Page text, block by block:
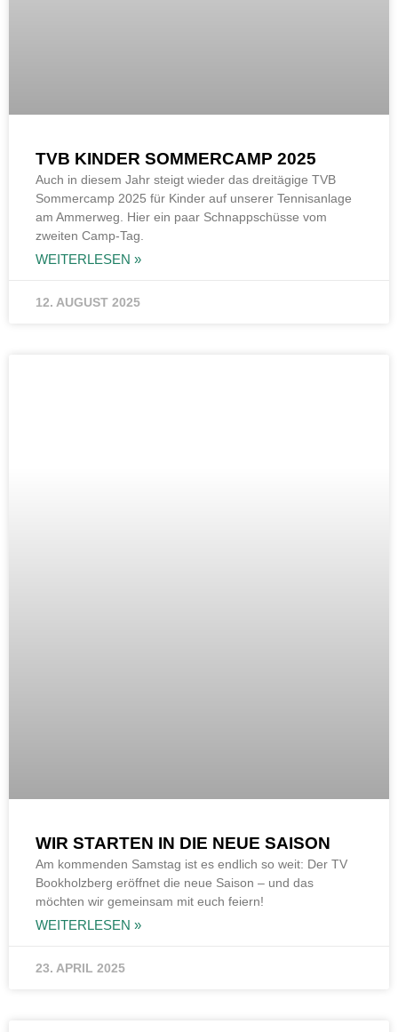
TVB KINDER SOMMERCAMP 2025
Auch in diesem Jahr steigt wieder das dreitägige TVB
Sommercamp 2025 für Kinder auf unserer Tennisanlage
am Ammerweg. Hier ein paar Schnappschüsse vom
zweiten Camp-Tag.
WEITERLESEN »
12. AUGUST 2025
WIR STARTEN IN DIE NEUE SAISON
Am kommenden Samstag ist es endlich so weit: Der TV
Bookholzberg eröffnet die neue Saison – und das
möchten wir gemeinsam mit euch feiern!
WEITERLESEN »
23. APRIL 2025